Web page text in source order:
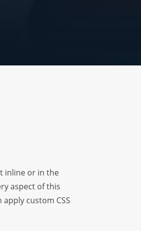
inline or in the
aspect of this
custom CSS